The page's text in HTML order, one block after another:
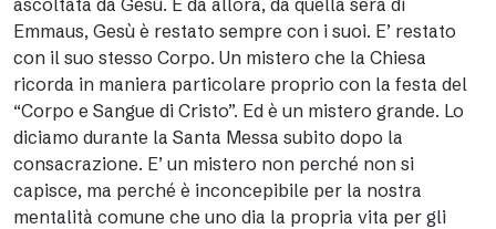
ascoltata da Gesù. E da allora, da quella sera di
Emmaus, Gesù è restato sempre con i suoi. E’ restato
con il suo stesso Corpo. Un mistero che la Chiesa
ricorda in maniera particolare proprio con la festa del
“Corpo e Sangue di Cristo”. Ed è un mistero grande. Lo
diciamo durante la Santa Messa subito dopo la
consacrazione. E’ un mistero non perché non si
capisce, ma perché è inconcepibile per la nostra
mentalità comune che uno dia la propria vita per gli